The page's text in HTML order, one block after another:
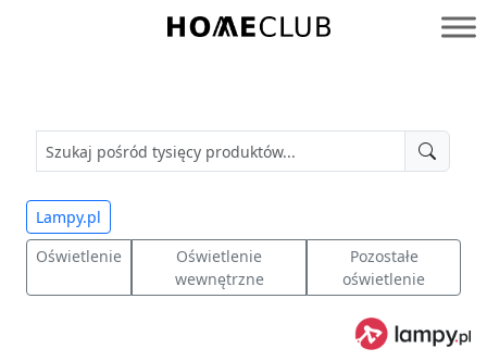
Homeclub
Lampy.pl
Oświetlenie
Oświetlenie
wewnętrzne
Pozostałe
oświetlenie